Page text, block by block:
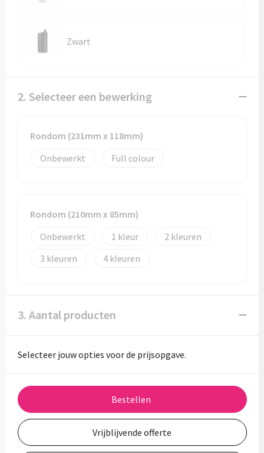
Zwart
2. Selecteer een bewerking
Rondom (231mm x 118mm)
Onbewerkt
Full colour
Rondom (210mm x 85mm)
Onbewerkt
1
2
3
4
3. Aantal producten
Selecteer jouw opties voor de prijsopgave.
Bestellen
Vrijblijvende offerte